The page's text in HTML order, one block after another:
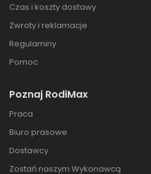
Czas i koszty dostawy
Zwroty i reklamacje
Regulaminy
Pomoc
Poznaj RodiMax
Praca
Biuro prasowe
Dostawcy
Zostań naszym Wykonawcą